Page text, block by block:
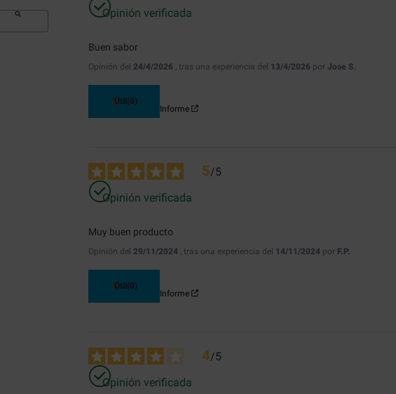
Opinión verificada
Buen sabor
Opinión del 24/4/2026 , tras una experiencia del 13/4/2026 por Jose S.
Útil (0)
Informe
5/5
Opinión verificada
Muy buen producto
Opinión del 29/11/2024 , tras una experiencia del 14/11/2024 por F.P.
Útil (0)
Informe
4/5
Opinión verificada